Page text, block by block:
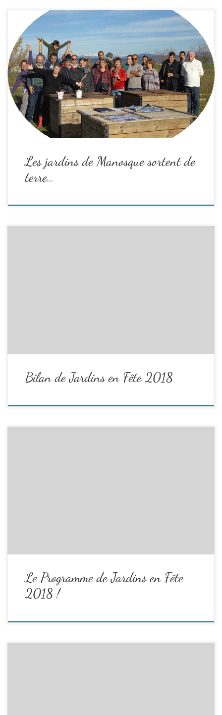
Depuis juillet 2018, avec la participation des habitant.es de
Manosque, et animé par A Fleur de Pierre, le jardin partagé «
Graines de Paradis », situé Bd Garridel, prend forme.
Il se compose désormais de 30 parcelles de 50 m² attribuées aux
familles pour leurs propres cultures, ainsi que des …Read the rest
Les jardins de Manosque sortent de
terre…
Bilan de Jardins en Fête 2018
Le Programme de Jardins en Fête
2018 !